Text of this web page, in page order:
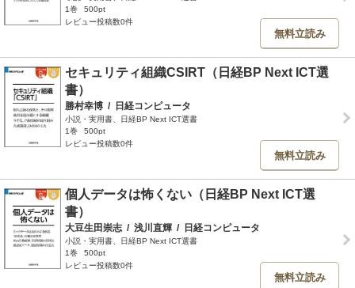
1巻
500pt
レビュー投稿数0件
無料立読み
セキュリティ組織CSIRT（日経BP Next ICT選
書）
勝村幸博 / 日経コンピュータ
小説・実用書、日経BP Next ICT選書
1巻
500pt
レビュー投稿数0件
無料立読み
個人データは怖くない（日経BP Next ICT選
書）
大豆生田崇志 / 浅川直輝 / 日経コンピュータ
小説・実用書、日経BP Next ICT選書
1巻
500pt
レビュー投稿数0件
無料立読み